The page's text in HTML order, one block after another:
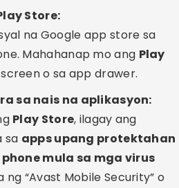
Store:
na Google app store sa
Mahahanap mo ang Play
o sa app drawer.
sa nais na aplikasyon:
Play Store, ilagay ang
sa apps upang protektahan
mula sa mga virus
ng “Avast Mobile Security” o